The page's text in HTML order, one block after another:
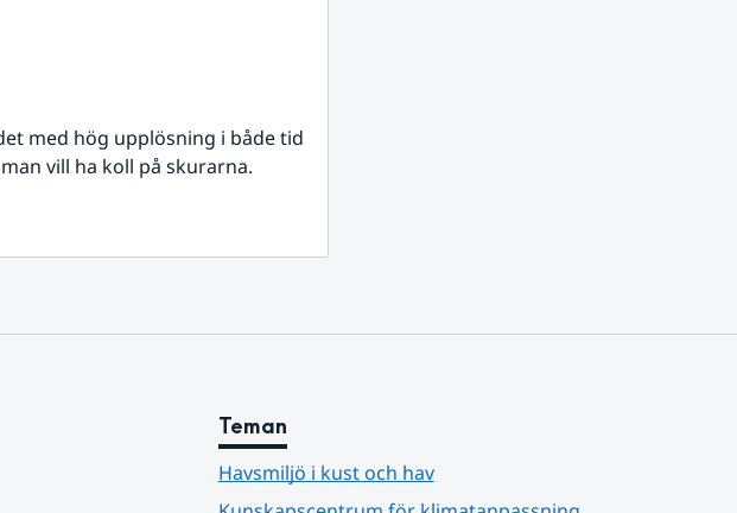
med hög upplösning i både tid
vill ha koll på skurarna.
Teman
Havsmiljö i kust och hav